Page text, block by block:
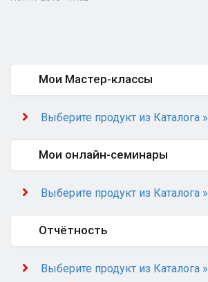
Мои Мастер-классы
Выберите продукт из Каталога »
Мои онлайн-семинары
Выберите продукт из Каталога »
Отчётность
Выберите продукт из Каталога »